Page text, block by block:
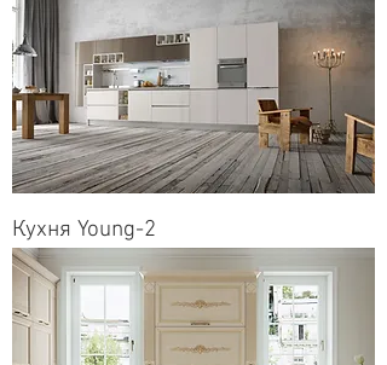
Кухня Young-2